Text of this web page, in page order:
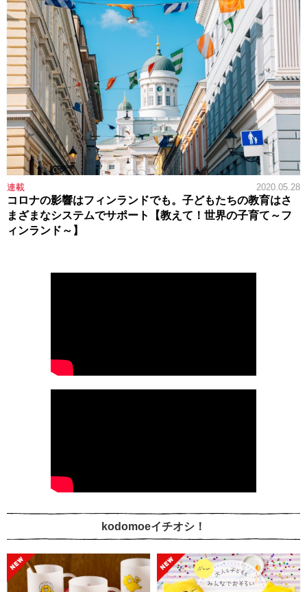
連載 2020.05.28
コロナの影響はフィンランドでも。子どもたちの教育はさ
まざまなシステムでサポート【教えて！世界の子育て～フ
ィンランド～】
kodomoeイチオシ！